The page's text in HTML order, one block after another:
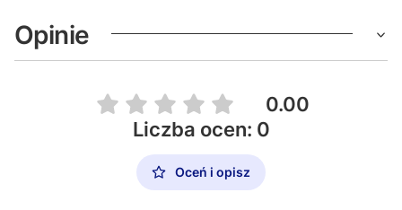
Opinie
0.00
Liczba ocen: 0
Oceń i opisz